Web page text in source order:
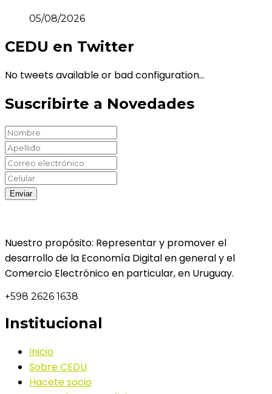
05/08/2026
CEDU en Twitter
No tweets available or bad configuration...
Suscribirte a Novedades
Nuestro propósito: Representar y promover el
desarrollo de la Economía Digital en general y el
Comercio Electrónico en particular, en Uruguay.
+598 2626 1638
Institucional
Inicio
Sobre CEDU
Hacete socio